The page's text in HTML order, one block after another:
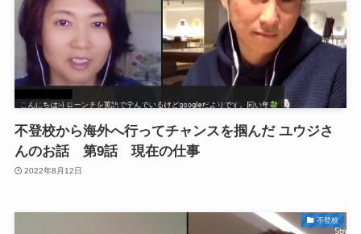
不登校から海外へ行ってチャンスを掴んだ ユウジさ
んのお話 第9話 現在の仕事
2022年8月12日
不登校